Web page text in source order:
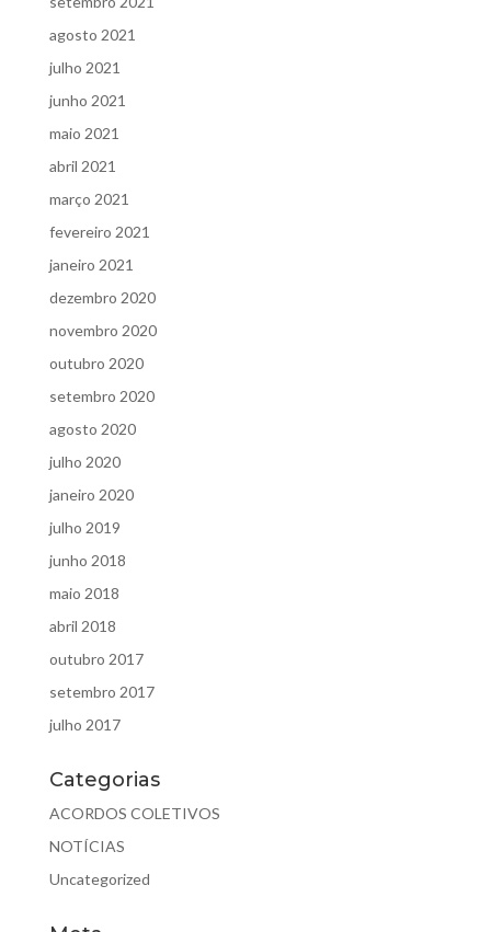
agosto 2021
julho 2021
junho 2021
maio 2021
abril 2021
março 2021
fevereiro 2021
janeiro 2021
dezembro 2020
novembro 2020
outubro 2020
setembro 2020
agosto 2020
julho 2020
janeiro 2020
julho 2019
junho 2018
maio 2018
abril 2018
outubro 2017
setembro 2017
julho 2017
Categorias
ACORDOS COLETIVOS
NOTÍCIAS
Uncategorized